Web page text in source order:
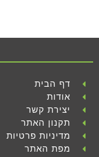
דף הבית
אודות
יצירת קשר
תקנון האתר
מדיניות פרטיות
מפת האתר